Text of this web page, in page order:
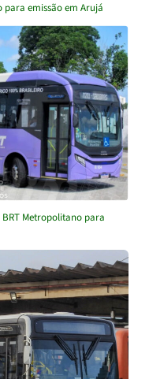
para emissão em Arujá
BRT Metropolitano para